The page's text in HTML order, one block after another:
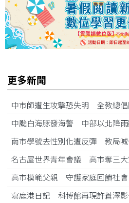
更多新聞
中市師遭生攻擊恐失明 全教總
中颱白海豚發海警 中部以北降
南市學號去性別化遭反彈 教局
名古屋世界青年會議 高市奪三
高市模範父親 守護家庭回饋社
寫鹿港日記 科博館再現許蒼澤